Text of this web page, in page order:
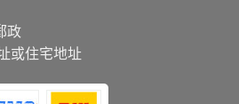
政
或住宅地址